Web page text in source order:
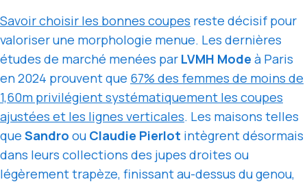
Savoir choisir les bonnes coupes reste décisif pour
valoriser une morphologie menue. Les dernières
études de marché menées par LVMH Mode à Paris
en 2024 prouvent que 67% des femmes de moins de
1,60m privilégient systématiquement les coupes
ajustées et les lignes verticales. Les maisons telles
que Sandro ou Claudie Pierlot intègrent désormais
dans leurs collections des jupes droites ou
légèrement trapèze, finissant au-dessus du genou,